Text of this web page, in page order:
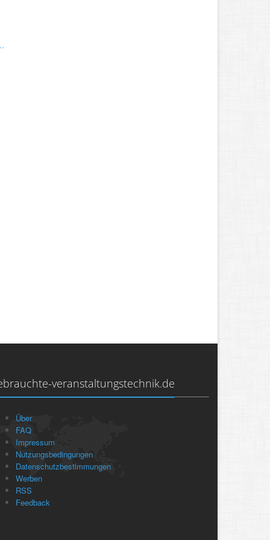
veranstaltungstechnik.de
Über
FAQ
Impressum
Nutzungsbedingungen
Datenschutzbestimmungen
Werben
RSS
Feedback